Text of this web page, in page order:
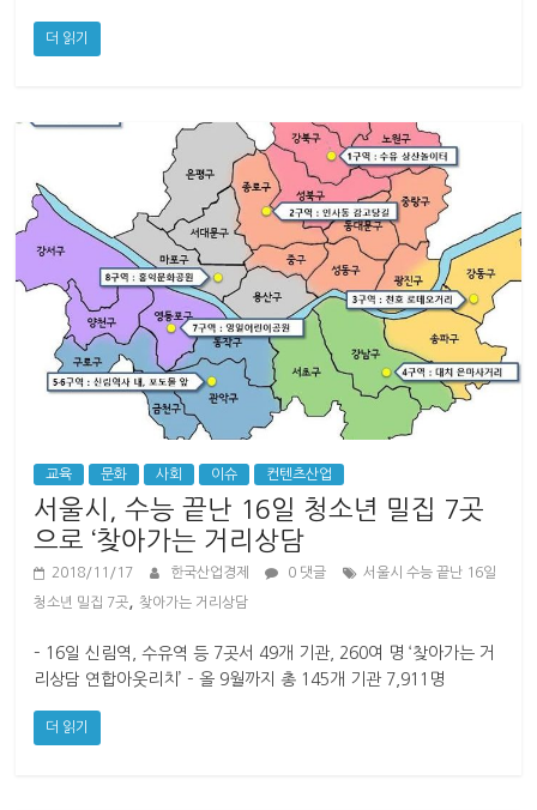
더 읽기
교육 문화 사회 이슈 컨텐츠산업
서울시, 수능 끝난 16일 청소년 밀집 7곳
으로 ‘찾아가는 거리상담
2018/11/17 한국산업경제 0 댓글 서울시 수능 끝난 16일
청소년 밀집 7곳, 찾아가는 거리상담
– 16일 신림역, 수유역 등 7곳서 49개 기관, 260여 명 ‘찾아가는 거
리상담 연합아웃리치’ – 올 9월까지 총 145개 기관 7,911명
더 읽기